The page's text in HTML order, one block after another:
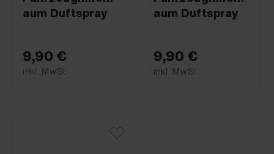
aum Duftspray
9,90 €
inkl. MwSt
aum Duftspray
9,90 €
inkl. MwSt